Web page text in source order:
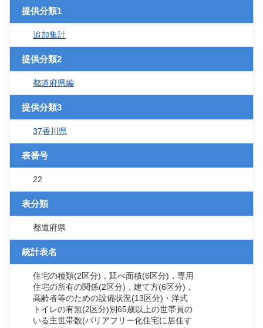
提供分類1
追加集計
提供分類2
都道府県編
提供分類3
37香川県
表番号
22
表分類
都道府県
統計表名
住宅の種類(2区分)，延べ面積(6区分)，専用
住宅の所有の関係(2区分)，建て方(6区分)，
高齢者等のための設備状況(13区分)・洋式
トイレの有無(2区分)別65歳以上の世帯員の
いる主世帯数(バリアフリー化住宅に居住す